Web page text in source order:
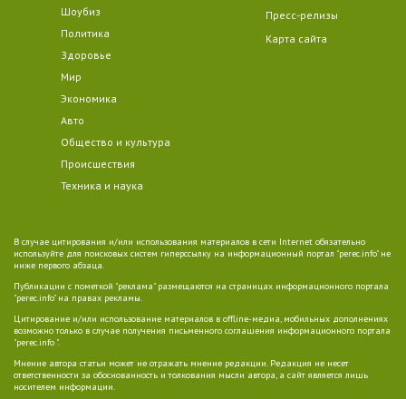
Шоубиз
Политика
Здоровье
Мир
Экономика
Авто
Общество и культура
Происшествия
Техника и наука
Пресс-релизы
Карта сайта
В случае цитирования и/или использования материалов в сети Internet обязательно
используйте для поисковых систем гиперссылку на информационный портал "perec.info" не
ниже первого абзаца.
Публикации с пометкой "реклама" размещаются на страницах информационного портала
"perec.info" на правах рекламы.
Цитирование и/или использование материалов в offline-медиа, мобильных дополнениях
возможно только в случае получения письменного соглашения информационного портала
"perec.info ".
Мнение автора статьи может не отражать мнение редакции. Редакция не несет
ответственности за обоснованность и толкования мысли автора, а сайт является лишь
носителем информации.